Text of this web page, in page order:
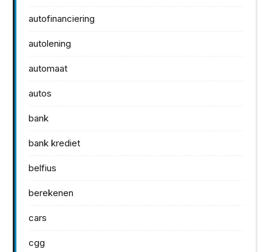
autofinanciering
autolening
automaat
autos
bank
bank krediet
belfius
berekenen
cars
cgg